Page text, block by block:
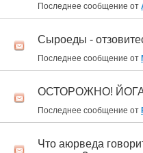
Последнее сообщение от
Сыроеды -
Последнее сообщение от
ОСТОРОЖНО!
Последнее сообщение от
Что аюрведа